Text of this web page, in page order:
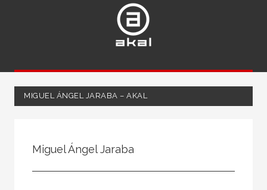
MIGUEL ÁNGEL JARABA – AKAL
Miguel Ángel Jaraba